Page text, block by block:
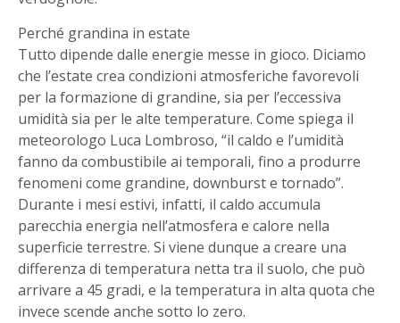
Perché grandina in estate
Tutto dipende dalle energie messe in gioco. Diciamo
che l’estate crea condizioni atmosferiche favorevoli
per la formazione di grandine, sia per l’eccessiva
umidità sia per le alte temperature. Come spiega il
meteorologo Luca Lombroso, “il caldo e l’umidità
fanno da combustibile ai temporali, fino a produrre
fenomeni come grandine, downburst e tornado”.
Durante i mesi estivi, infatti, il caldo accumula
parecchia energia nell’atmosfera e calore nella
superficie terrestre. Si viene dunque a creare una
differenza di temperatura netta tra il suolo, che può
arrivare a 45 gradi, e la temperatura in alta quota che
invece scende anche sotto lo zero.